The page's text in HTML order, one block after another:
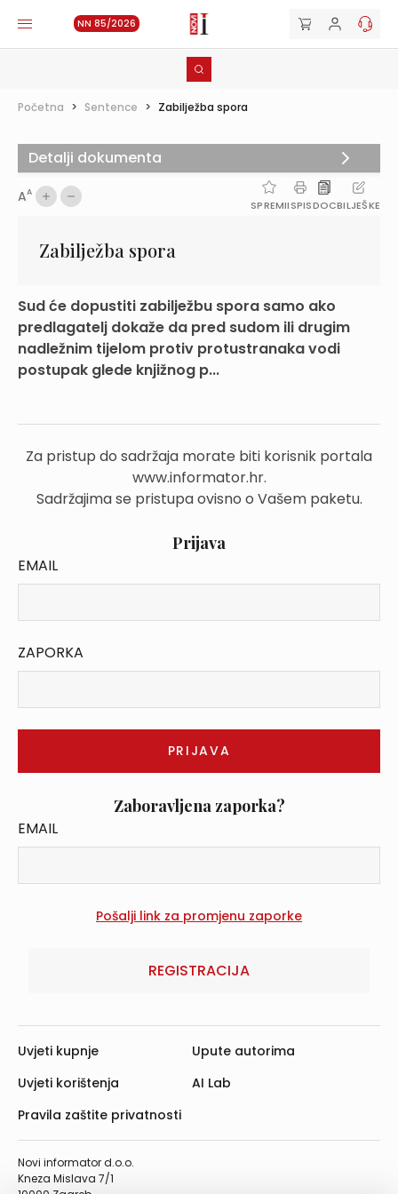
NN 85/2026
Početna > Sentence > Zabilježba spora
AA
SPREMIISPISDOCBILJEŠKE
Zabilježba spora
Sud će dopustiti zabilježbu spora samo ako
predlagatelj dokaže da pred sudom ili drugim
nadležnim tijelom protiv protustranaka vodi
postupak glede knjižnog p...
Za pristup do sadržaja morate biti korisnik portala
www.informator.hr.
Sadržajima se pristupa ovisno o Vašem paketu.
Prijava
EMAIL
ZAPORKA
Zaboravljena zaporka?
EMAIL
REGISTRACIJA
Detalji dokumenta
Novi informator d.o.o.
Kneza Mislava 7/1
Uvjeti kupnje
Uvjeti korištenja
Pravila zaštite privatnosti
Upute autorima
AI Lab